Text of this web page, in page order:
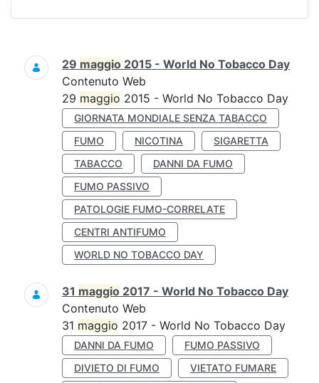
Ricerca
29 maggio 2015 - World No Tobacco Day
Contenuto Web
29 maggio 2015 - World No Tobacco Day
GIORNATA MONDIALE SENZA TABACCO
FUMO
NICOTINA
SIGARETTA
TABACCO
DANNI DA FUMO
FUMO PASSIVO
PATOLOGIE FUMO-CORRELATE
CENTRI ANTIFUMO
WORLD NO TOBACCO DAY
31 maggio 2017 - World No Tobacco Day
Contenuto Web
31 maggio 2017 - World No Tobacco Day
DANNI DA FUMO
FUMO PASSIVO
DIVIETO DI FUMO
VIETATO FUMARE